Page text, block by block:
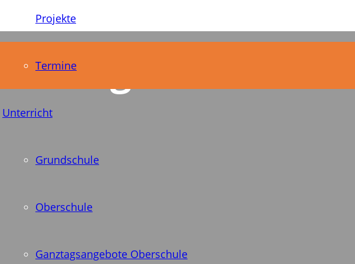
Projekte
Termine
Unterricht
Grundschule
Oberschule
Ganztagsangebote Oberschule
zur